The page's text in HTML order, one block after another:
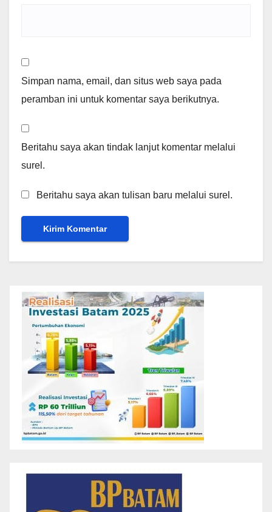
Simpan nama, email, dan situs web saya pada
peramban ini untuk komentar saya berikutnya.
Beritahu saya akan tindak lanjut komentar melalui
surel.
Beritahu saya akan tulisan baru melalui surel.